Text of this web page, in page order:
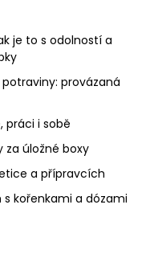
je to s odolností a
provázaná
práci i sobě
za úložné boxy
a přípravcích
kořenkami a dózami